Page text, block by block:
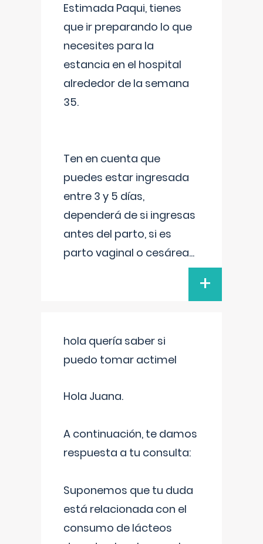
Estimada Paqui, tienes
que ir preparando lo que
necesites para la
estancia en el hospital
alrededor de la semana
35.
Ten en cuenta que
puedes estar ingresada
entre 3 y 5 días,
dependerá de si ingresas
antes del parto, si es
parto vaginal o cesárea...
+
hola quería saber si
puedo tomar actimel
Hola Juana.
A continuación, te damos
respuesta a tu consulta:
Suponemos que tu duda
está relacionada con el
consumo de lácteos